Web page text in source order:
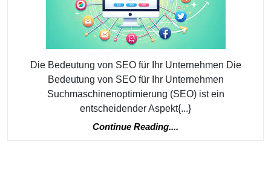
Sie
Ihre
Die Bedeutung von SEO für Ihr Unternehmen Die
Bedeutung von SEO für Ihr Unternehmen
Suchmaschinenoptimierung (SEO) ist ein
entscheidender Aspekt{...}
Continue Reading....